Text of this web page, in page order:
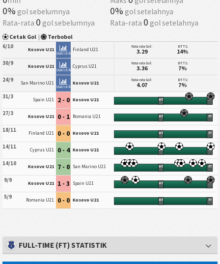
0% gol sebelumnya 0% gol setelahnya
Rata-rata 0 gol sebelumnya Rata-rata 0 gol setelahnya
Cetak Gol | Terbobol
6/10 Kosovo U21
Statistik
Finland U21 Rata-rata Gol:
3.29
BTTS:
14%
30/9 Kosovo U21
Statistik
Cyprus U21 Rata-rata Gol:
3.36
BTTS:
7%
24/9 San Marino U21
Statistik
Kosovo U21 Rata-rata Gol:
4.07
BTTS:
7%
31/3 Spain U21 2 - 0 Kosovo U21 HT FT
27/3 Kosovo U21 0 - 1 Romania U21 HT FT
18/11 Finland U21 0 - 0 Kosovo U21 HT FT
14/11 Cyprus U21 0 - 4 Kosovo U21 HT FT
14/10 Kosovo U21 7 - 0 San Marino U21 HT FT
9/9 Kosovo U21 1 - 3 Spain U21 HT FT
5/9 Romania U21 0 - 0 Kosovo U21 HT FT
FULL-TIME (FT) STATISTIK